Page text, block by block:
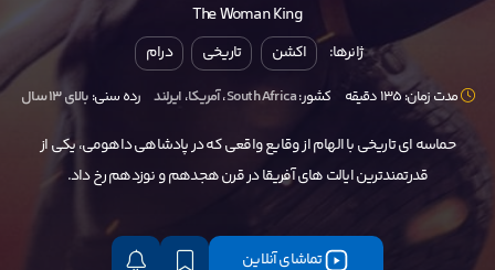
The Woman King
ژانرها: اکشن تاریخی درام
مدت زمان: 135 دقیقه کشور:South Africa،آمریکا، ایرلند رده سنی: بالای ۱۳ سال
حماسه ای تاریخی با الهام از وقایع واقعی که در پادشاهی داهومی، یکی از
قدرتمندترین ایالت های آفریقا در قرن هجدهم و نوزدهم رخ داد.
تماشای آنلاین